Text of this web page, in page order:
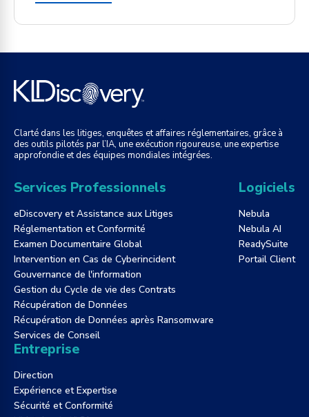
Clarté dans les litiges, enquêtes et affaires réglementaires, grâce à
des outils pilotés par l’IA, une exécution rigoureuse, une expertise
approfondie et des équipes mondiales intégrées.
Services Professionnels
eDiscovery et Assistance aux Litiges
Réglementation et Conformité
Examen Documentaire Global
Intervention en Cas de Cyberincident
Gouvernance de l'information
Gestion du Cycle de vie des Contrats
Récupération de Données
Récupération de Données après Ransomware
Services de Conseil
Logiciels
Nebula
Nebula AI
ReadySuite
Portail Client
Entreprise
Direction
Expérience et Expertise
Sécurité et Conformité